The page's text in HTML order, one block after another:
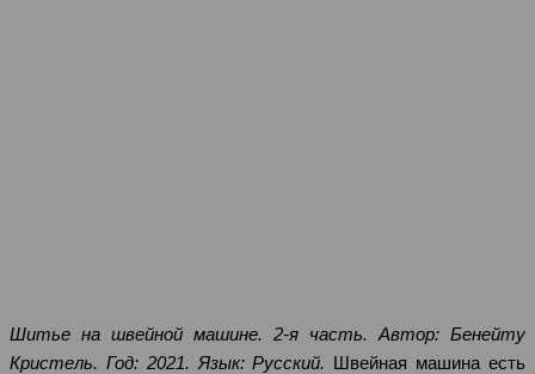
Шитье на швейной машине. 2-я часть. Автор: Бенейту
Кристель. Год: 2021. Язык: Русский. Швейная машина есть